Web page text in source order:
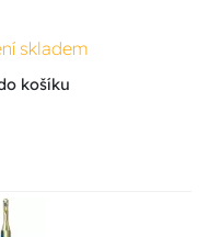
skladem
košíku